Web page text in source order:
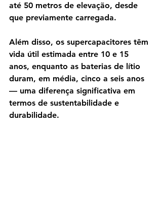
até 50 metros de elevação, desde
que previamente carregada.
Além disso, os supercapacitores têm
vida útil estimada entre 10 e 15
anos, enquanto as baterias de lítio
duram, em média, cinco a seis anos
— uma diferença significativa em
termos de sustentabilidade e
durabilidade.